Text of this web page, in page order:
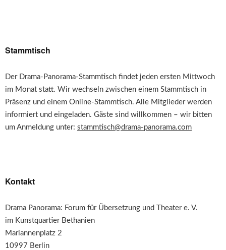
Stammtisch
Der Drama-Panorama-Stammtisch findet jeden ersten Mittwoch
im Monat statt. Wir wechseln zwischen einem Stammtisch in
Präsenz und einem Online-Stammtisch. Alle Mitglieder werden
informiert und eingeladen. Gäste sind willkommen – wir bitten
um Anmeldung unter: stammtisch@drama-panorama.com
Kontakt
Drama Panorama: Forum für Übersetzung und Theater e. V.
im Kunstquartier Bethanien
Mariannenplatz 2
10997 Berlin